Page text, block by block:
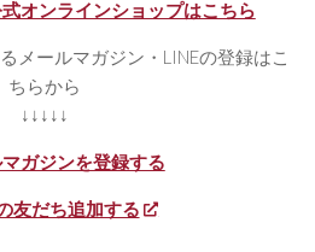
オンラインショップはこちら
メールマガジン・LINEの登録はこ
ちらから
↓↓↓↓↓
マガジンを登録する
友だち追加する